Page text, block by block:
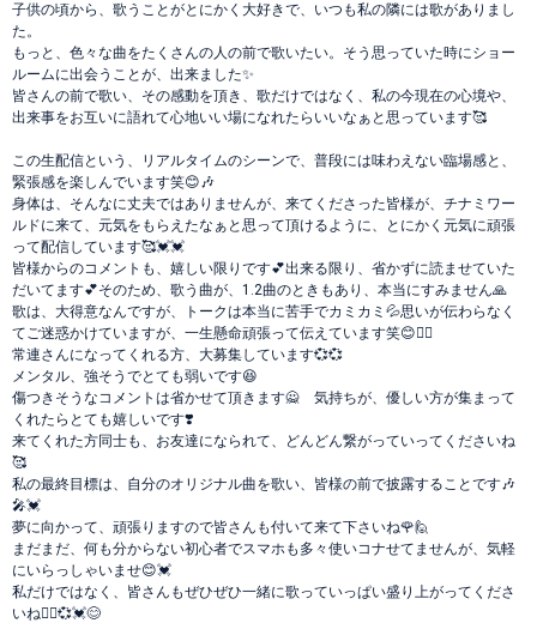
子供の頃から、歌うことがとにかく大好きで、いつも私の隣には歌がありまし
た。
もっと、色々な曲をたくさんの人の前で歌いたい。そう思っていた時にショー
ルームに出会うことが、出来ました✨
皆さんの前で歌い、その感動を頂き、歌だけではなく、私の今現在の心境や、
出来事をお互いに語れて心地いい場になれたらいいなぁと思っています🥰
この生配信という、リアルタイムのシーンで、普段には味わえない臨場感と、
緊張感を楽しんでいます笑😊🎶
身体は、そんなに丈夫ではありませんが、来てくださった皆様が、チナミワー
ルドに来て、元気をもらえたなぁと思って頂けるように、とにかく元気に頑張
って配信しています🥰💓💓
皆様からのコメントも、嬉しい限りです💕出来る限り、省かずに読ませていた
だいてます💕そのため、歌う曲が、1.2曲のときもあり、本当にすみません🙏
歌は、大得意なんですが、トークは本当に苦手でカミカミ💦思いが伝わらなく
てご迷惑かけていますが、一生懸命頑張って伝えています笑😊🙇‍♀️
常連さんになってくれる方、大募集しています💞💞
メンタル、強そうでとても弱いです😆
傷つきそうなコメントは省かせて頂きます🙅 気持ちが、優しい方が集まって
くれたらとても嬉しいです❣️
来てくれた方同士も、お友達になられて、どんどん繋がっていってくださいね
🥰
私の最終目標は、自分のオリジナル曲を歌い、皆様の前で披露することです🎶
🎤💓
夢に向かって、頑張りますので皆さんも付いて来て下さいね🌹🙋
まだまだ、何も分からない初心者でスマホも多々使いコナせてませんが、気軽
にいらっしゃいませ😊💓
私だけではなく、皆さんもぜひぜひ一緒に歌っていっぱい盛り上がってくださ
いね🙋‍♀️💞💓😊